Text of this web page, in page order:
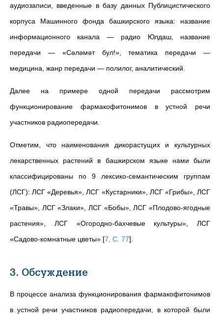
аудиозаписи, введенные в базу данных Публицистического
корпуса Машинного фонда башкирского языка: название
информационного канала — радио Юлдаш, название
передачи — «Сәләмәт бул!», тематика передачи —
медицина, жанр передачи — полилог, аналитический.
Далее на примере одной передачи рассмотрим
функционирование фармакофитонимов в устной речи
участников радиопередачи.
Отметим, что наименования дикорастущих и культурных
лекарственных растений в башкирском языке нами были
классифицированы по 9 лексико-семантическим группам
(ЛСГ): ЛСГ «Деревья», ЛСГ «Кустарники», ЛСГ «Грибы», ЛСГ
«Травы», ЛСГ «Злаки», ЛСГ «Бобы», ЛСГ «Плодово-ягодные
растения», ЛСГ «Огородно-бахчевые культуры», ЛСГ
«Садово-комнатные цветы» [7, C. 77]
3. Обсуждение
В процессе анализа функционирования фармакофитонимов
в устной речи участников радиопередачи, в которой были